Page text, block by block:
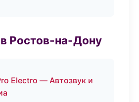
Ростов-на-Дону
Electro — Автозвук и